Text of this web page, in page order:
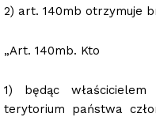
2) art. 140mb otrzymuje
„Art. 140mb. Kto
1) będąc
terytorium państwa